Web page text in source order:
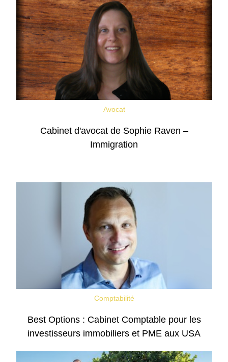
Avocat
Cabinet d'avocat de Sophie Raven –
Immigration
Comptabilité
Best Options : Cabinet Comptable pour les
investisseurs immobiliers et PME aux USA